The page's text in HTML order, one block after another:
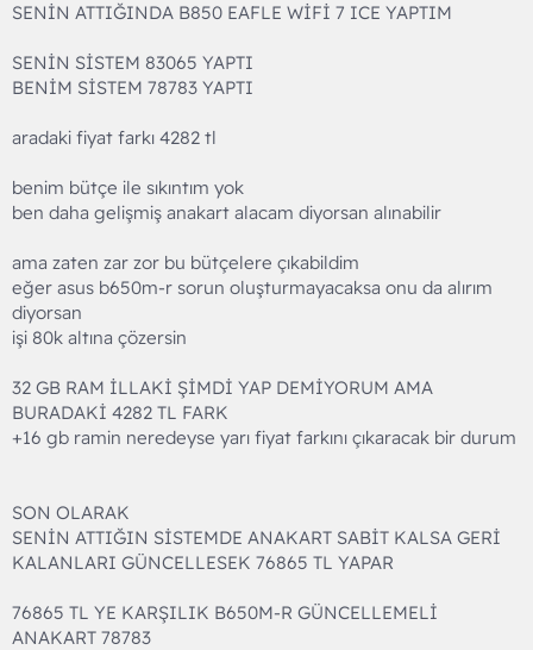
SENİN ATTIĞINDA B850 EAFLE WİFİ 7 ICE YAPTIM
SENİN SİSTEM 83065 YAPTI
BENİM SİSTEM 78783 YAPTI
aradaki fiyat farkı 4282 tl
benim bütçe ile sıkıntım yok
ben daha gelişmiş anakart alacam diyorsan alınabilir
ama zaten zar zor bu bütçelere çıkabildim
eğer asus b650m-r sorun oluşturmayacaksa onu da alırım
diyorsan
işi 80k altına çözersin
32 GB RAM İLLAKİ ŞİMDİ YAP DEMİYORUM AMA
BURADAKİ 4282 TL FARK
+16 gb ramin neredeyse yarı fiyat farkını çıkaracak bir durum
SON OLARAK
SENİN ATTIĞIN SİSTEMDE ANAKART SABİT KALSA GERİ
KALANLARI GÜNCELLESEK 76865 TL YAPAR
76865 TL YE KARŞILIK B650M-R GÜNCELLEMELİ
ANAKART 78783